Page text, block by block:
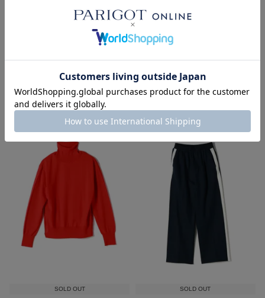
PARIGOT別注 ランダムタックス
MICA&DEAL
PARIGOT別注 タックショルダー
■ ■ ■
SOLD OUT SOLD OUT